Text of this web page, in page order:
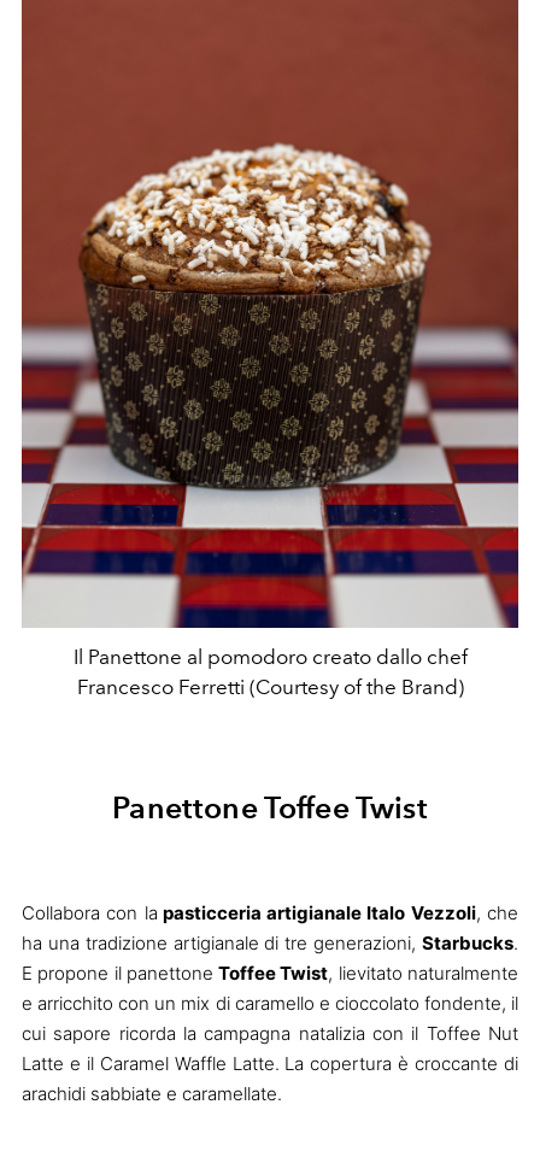
Il Panettone al pomodoro creato dallo chef
Francesco Ferretti (Courtesy of the Brand)
Panettone Toffee Twist
Collabora con la pasticceria artigianale Italo Vezzoli, che
ha una tradizione artigianale di tre generazioni, Starbucks.
E propone il panettone Toffee Twist, lievitato naturalmente
e arricchito con un mix di caramello e cioccolato fondente, il
cui sapore ricorda la campagna natalizia con il Toffee Nut
Latte e il Caramel Waffle Latte. La copertura è croccante di
arachidi sabbiate e caramellate.